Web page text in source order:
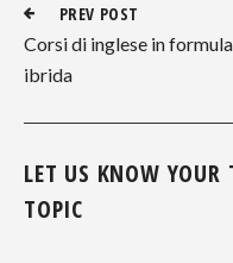
PREV POST
Corsi di inglese in formula
ibrida
LET US KNOW
TOPIC